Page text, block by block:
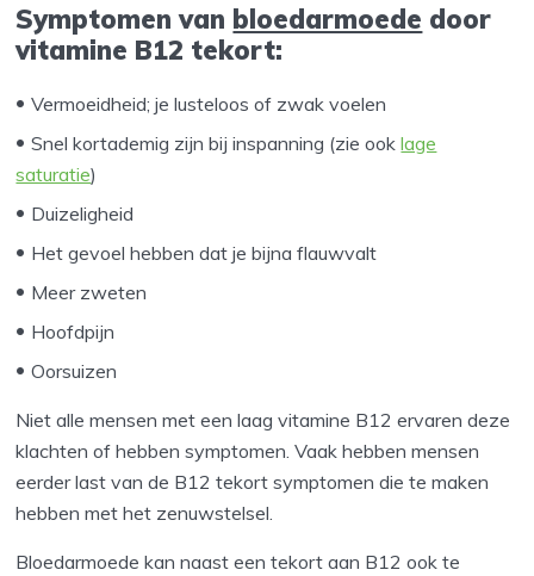
Symptomen van bloedarmoede door
vitamine B12 tekort:
Vermoeidheid; je lusteloos of zwak voelen
Snel kortademig zijn bij inspanning (zie ooklage
saturatie)
Duizeligheid
Het gevoel hebben dat je bijna flauwvalt
Meer zweten
Hoofdpijn
Oorsuizen
Niet alle mensen met een laag vitamine B12 ervaren deze
klachten of hebben symptomen. Vaak hebben mensen
eerder last van de B12 tekort symptomen die te maken
hebben met het zenuwstelsel.
Bloedarmoede kan naast een tekort aan B12 ook te